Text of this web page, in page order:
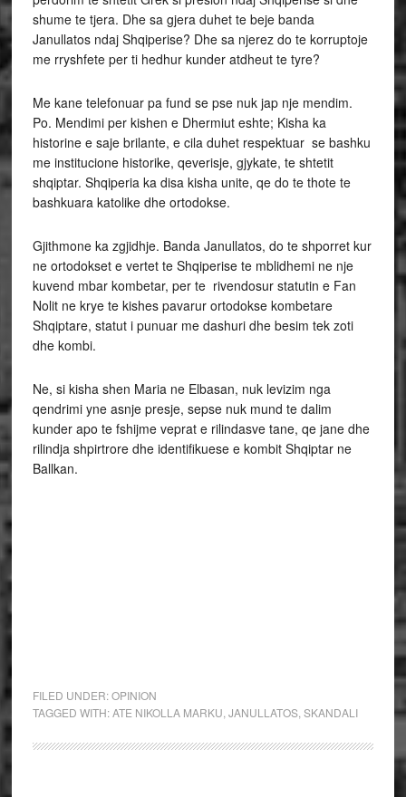
shume te tjera. Dhe sa gjera duhet te beje banda
Janullatos ndaj Shqiperise? Dhe sa njerez do te korruptoje
me rryshfete per ti hedhur kunder atdheut te tyre?
Me kane telefonuar pa fund se pse nuk jap nje mendim.
Po. Mendimi per kishen e Dhermiut eshte; Kisha ka
historine e saje brilante, e cila duhet respektuar se bashku
me institucione historike, qeverisje, gjykate, te shtetit
shqiptar. Shqiperia ka disa kisha unite, qe do te thote te
bashkuara katolike dhe ortodokse.
Gjithmone ka zgjidhje. Banda Janullatos, do te shporret kur
ne ortodokset e vertet te Shqiperise te mblidhemi ne nje
kuvend mbar kombetar, per te rivendosur statutin e Fan
Nolit ne krye te kishes pavarur ortodokse kombetare
Shqiptare, statut i punuar me dashuri dhe besim tek zoti
dhe kombi.
Ne, si kisha shen Maria ne Elbasan, nuk levizim nga
qendrimi yne asnje presje, sepse nuk mund te dalim
kunder apo te fshijme veprat e rilindasve tane, qe jane dhe
rilindja shpirtrore dhe identifikuese e kombit Shqiptar ne
Ballkan.
FILED UNDER:OPINION
TAGGED WITH:ATE NIKOLLA MARKU JANULLATOS, SKANDALI